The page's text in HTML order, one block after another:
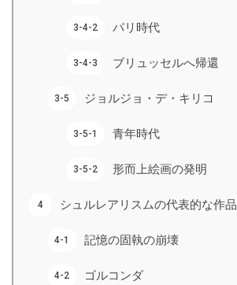
パリ時代
ブリュッセルへ帰還
ジョルジョ・デ・キリコ
青年時代
形而上絵画の発明
シュルレアリスムの代表的な作品
記憶の固執の崩壊
ゴルコンダ